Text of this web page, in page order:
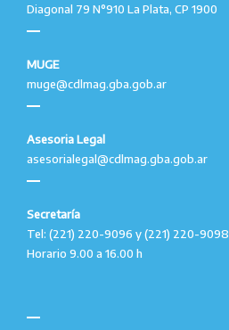
Diagonal 79 N°910 La Plata, CP 1900
MUGE
muge@cdlmag.gba.gob.ar
Asesoria Legal
asesorialegal@cdlmag.gba.gob.ar
Secretaría
Tel: (221) 220-9096 y (221) 220-9098
Horario 9.00 a 16.00 h